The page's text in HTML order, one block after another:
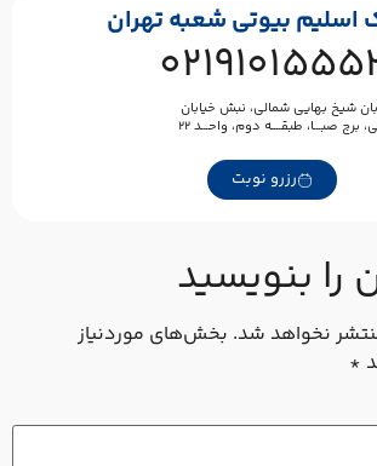
اسلیم بیوتی شعبه تهران
شیخ بهایی شمالی، نبش خیابان
طبقــــه دوم، واحـــد ۲۲
رزرو نوبت
بنویسید
نخواهد شد.بخش‌های موردنیاز
*